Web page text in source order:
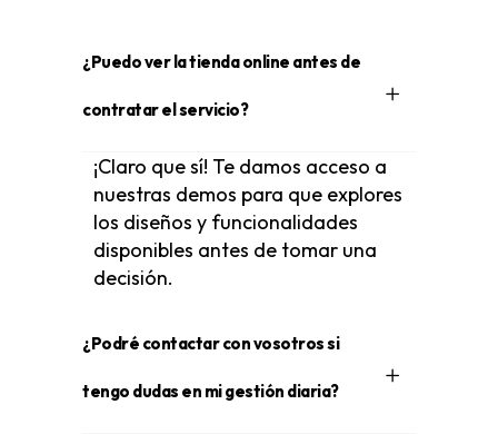
¿Puedo ver la tienda online antes de
contratar el servicio?
¡Claro que sí! Te damos acceso a
nuestras demos para que explores
los diseños y funcionalidades
disponibles antes de tomar una
decisión.
¿Podré contactar con vosotros si
tengo dudas en mi gestión diaria?